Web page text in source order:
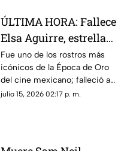
ÚLTIMA HORA: Fallece
Elsa Aguirre, estrella
del Cine de Oro
mexicano; esto
sabemos
Fue uno de los rostros más
icónicos de la Época de Oro
del cine mexicano; falleció a
los 95 años
julio 15, 2026 02:17 p. m.